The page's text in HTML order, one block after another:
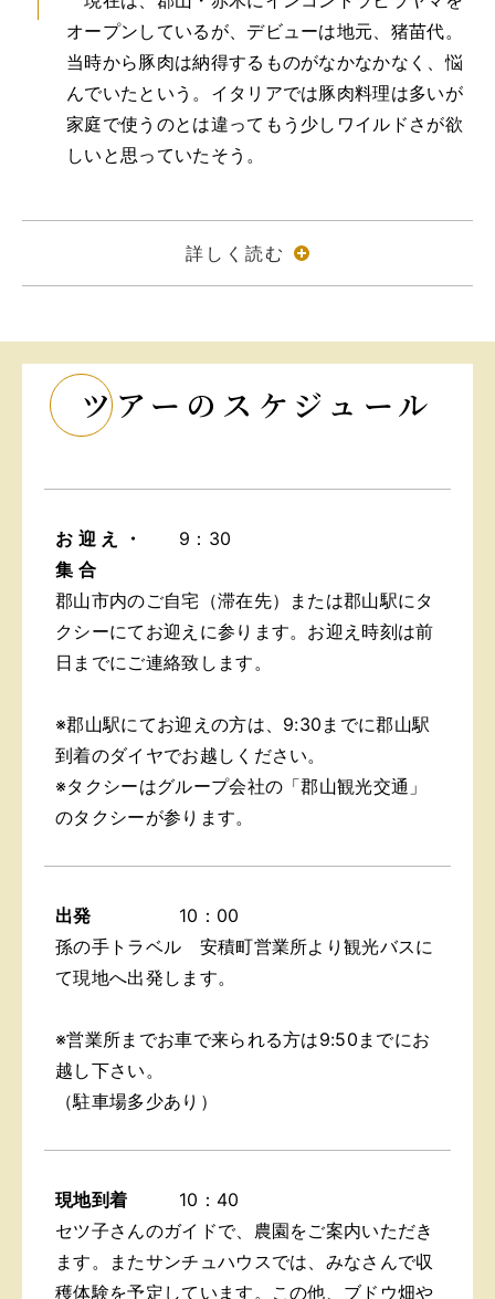
オープンしているが、デビューは地元、猪苗代。
当時から豚肉は納得するものがなかなかなく、悩
んでいたという。イタリアでは豚肉料理は多いが
家庭で使うのとは違ってもう少しワイルドさが欲
しいと思っていたそう。
詳しく読む
ツアーのスケジュール
お 迎 え ・
集 合
9：30
郡山市内のご自宅（滞在先）または郡山駅にタ
クシーにてお迎えに参ります。お迎え時刻は前
日までにご連絡致します。
※郡山駅にてお迎えの方は、9:30までに郡山駅
到着のダイヤでお越しください。
※タクシーはグループ会社の「郡山観光交通」
のタクシーが参ります。
出発
10：00
孫の手トラベル 安積町営業所より観光バスに
て現地へ出発します。
※営業所までお車で来られる方は9:50までにお
越し下さい。
（駐車場多少あり）
現地到着
10：40
セツ子さんのガイドで、農園をご案内いただき
ます。またサンチュハウスでは、みなさんで収
穫体験を予定しています。この他、ブドウ畑や